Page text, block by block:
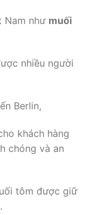
Nam như muối
nhiều người
Berlin,
khách hàng
chóng và an
tôm được giữ